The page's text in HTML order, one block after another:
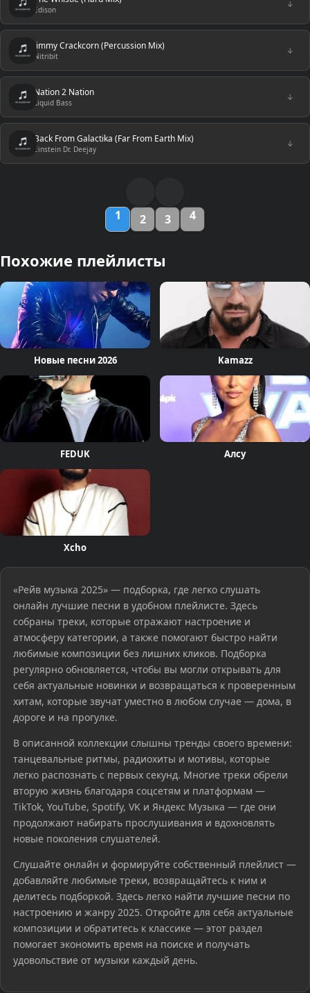
Edison
↓
Jimmy Crackcorn (Percussion Mix)
Nitribit
↓
Nation 2 Nation
Liquid Bass
↓
Back From Galactika (Far From Earth Mix)
Einstein Dr. Deejay
↓
1 2 3 4
Похожие плейлисты
Новые песни 2026 Kamazz
FEDUK Алсу
Xcho
«Рейв музыка 2025» — подборка, где легко слушать
онлайн лучшие песни в удобном плейлисте. Здесь
собраны треки, которые отражают настроение и
атмосферу категории, а также помогают быстро найти
любимые композиции без лишних кликов. Подборка
регулярно обновляется, чтобы вы могли открывать для
себя актуальные новинки и возвращаться к проверенным
хитам, которые звучат уместно в любом случае — дома, в
дороге и на прогулке.
В описанной коллекции слышны тренды своего времени:
танцевальные ритмы, радиохиты и мотивы, которые
легко распознать с первых секунд. Многие треки обрели
вторую жизнь благодаря соцсетям и платформам —
TikTok, YouTube, Spotify, VK и Яндекс Музыка — где они
продолжают набирать прослушивания и вдохновлять
новые поколения слушателей.
Слушайте онлайн и формируйте собственный плейлист —
добавляйте любимые треки, возвращайтесь к ним и
делитесь подборкой. Здесь легко найти лучшие песни по
настроению и жанру 2025. Откройте для себя актуальные
композиции и обратитесь к классике — этот раздел
помогает экономить время на поиске и получать
удовольствие от музыки каждый день.